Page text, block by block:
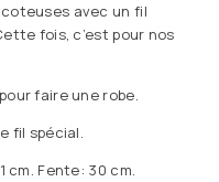
avec un fil
fois, c’est pour nos
faire une robe.
fil spécial.
cm. Fente: 30 cm.